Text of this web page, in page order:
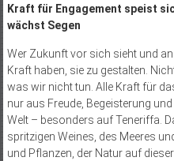
Kraft für Engagement speist
wächst Segen
Wer Zukunft vor sich sieht und
Kraft haben, sie zu gestalten.
was wir nicht tun. Alle Kraft für
nur aus Freude, Begeisterung
Welt – besonders auf Teneriffa.
spritzigen Weines, des Meeres
und Pflanzen, der Natur auf